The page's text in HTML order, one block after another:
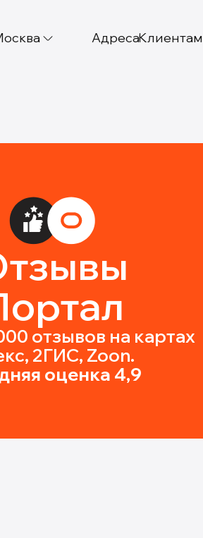
АдресаКлиентам
отзывов на картах
2ГИС, Zoon.
оценка 4,9